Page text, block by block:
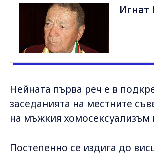
Игнат
Нейната първа реч е в
заседанията на местните
на мъжкия хомосексуализъм
Постепенно се издига до